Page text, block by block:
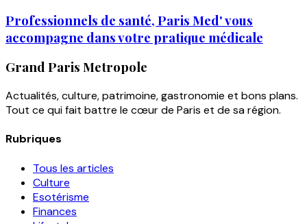
Professionnels de santé, Paris Med' vous
accompagne dans votre pratique médicale
Grand Paris Metropole
Actualités, culture, patrimoine, gastronomie et bons plans.
Tout ce qui fait battre le cœur de Paris et de sa région.
Rubriques
Tous les articles
Culture
Esotérisme
Finances